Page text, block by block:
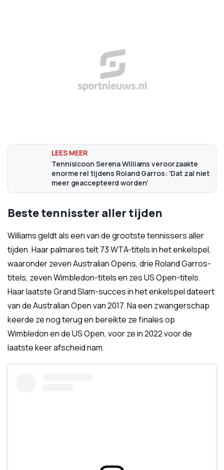
Tennisicoon Serena Williams veroorzaakte
enorme rel tijdens Roland Garros: 'Dat zal niet
meer geaccepteerd worden'
Beste tennisster aller tijden
Williams geldt als een van de grootste tennissers aller
tijden. Haar palmares telt 73 WTA-titels in het enkelspel,
waaronder zeven Australian Opens, drie Roland Garros-
titels, zeven Wimbledon-titels en zes US Open-titels.
Haar laatste Grand Slam-succes in het enkelspel dateert
van de Australian Open van 2017. Na een zwangerschap
keerde ze nog terug en bereikte ze finales op
Wimbledon en de US Open, voor ze in 2022 voor de
laatste keer afscheid nam.